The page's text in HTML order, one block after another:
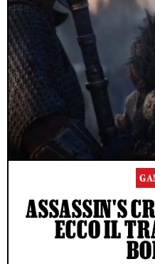
ASSASSIN'S
ECCO IL